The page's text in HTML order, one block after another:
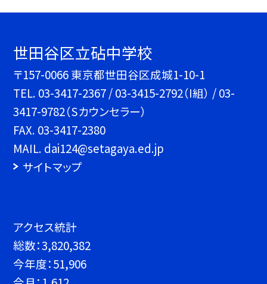
世田谷区立砧中学校
〒157-0066 東京都世田谷区成城1-10-1
TEL. 03-3417-2367 / 03-3415-2792（I組） / 03-
3417-9782（Sカウンセラー）
FAX. 03-3417-2380
MAIL. dai124@setagaya.ed.jp
サイトマップ
アクセス統計
総数：3,820,382
今年度：51,906